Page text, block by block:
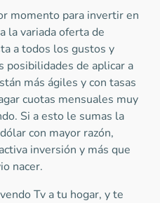
momento para invertir en
la variada oferta de
a todos los gustos y
posibilidades de aplicar a
más ágiles y con tasas
cuotas mensuales muy
Si a esto le sumas la
con mayor razón,
inversión y más que
nacer.
Tv a tu hogar, y te